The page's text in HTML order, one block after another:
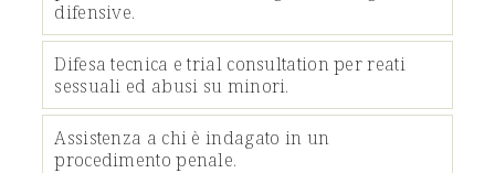
difensive.
Difesa tecnica e trial consultation per reati
sessuali ed abusi su minori.
Assistenza a chi è indagato in un
procedimento penale.